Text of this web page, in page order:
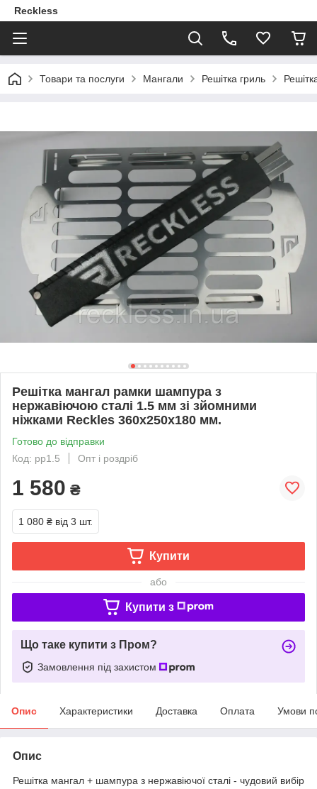
Reckless
Товари та послуги Мангали Решітка гриль
Решітка мангал рамки шампура з
нержавіючою сталі 1.5 мм зі зйомними
ніжками Reckles 360х250х180 мм.
Готово до відправки
Код: рр1.5
Опт і роздріб
1 580 ₴
1 080 ₴ від 3 шт.
Купити
або
Купити з
Що таке купити з Пром?
Замовлення під захистом
Опис Характеристики Доставка Оплата Умови
Опис
Решітка мангал + шампура з нержавіючої сталі - чудовий вибір